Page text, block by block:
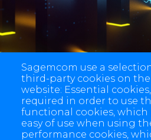
Sagemcom use a
third-party cookies on
website: Essential
required in order to use
functional cookies,
easy of use when using
performance cookies,